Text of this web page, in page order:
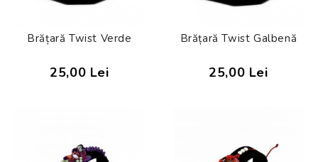
Brățară Twist Verde
25,00 Lei
Brățară Twist Galbenă
25,00 Lei